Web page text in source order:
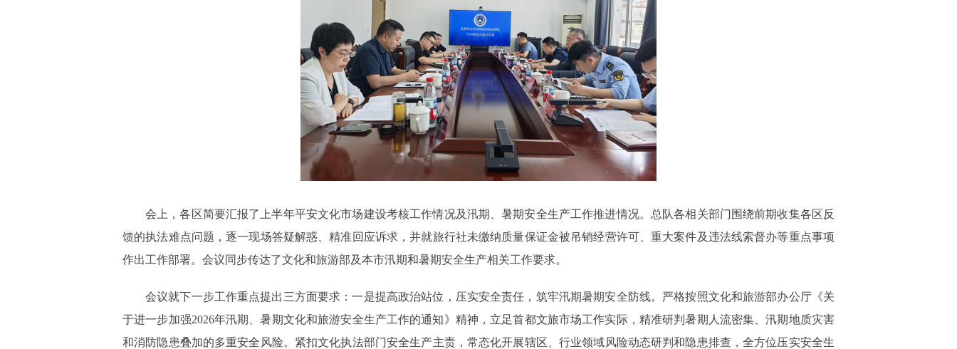
会上，各区简要汇报了上半年平安文化市场建设考核工作情况及汛期、暑期安全生产工作推进情况。总队各相关部门围绕前期收集各区反
馈的执法难点问题，逐一现场答疑解惑、精准回应诉求，并就旅行社未缴纳质量保证金被吊销经营许可、重大案件及违法线索督办等重点事项
作出工作部署。会议同步传达了文化和旅游部及本市汛期和暑期安全生产相关工作要求。
会议就下一步工作重点提出三方面要求：一是提高政治站位，压实安全责任，筑牢汛期暑期安全防线。严格按照文化和旅游部办公厅《关
于进一步加强2026年汛期、暑期文化和旅游安全生产工作的通知》精神，立足首都文旅市场工作实际，精准研判暑期人流密集、汛期地质灾害
和消防隐患叠加的多重安全风险。紧扣文化执法部门安全生产主责，常态化开展辖区、行业领域风险动态研判和隐患排查，全方位压实安全生